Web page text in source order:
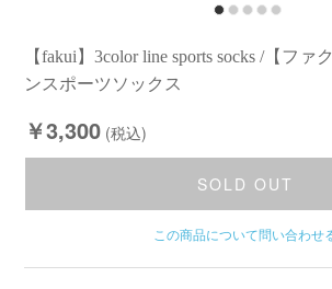
【fakui】3color line sports socks /【ファ
ンスポーツソックス
￥3,300 (税込)
SOLD OUT
この商品について問い合わせ